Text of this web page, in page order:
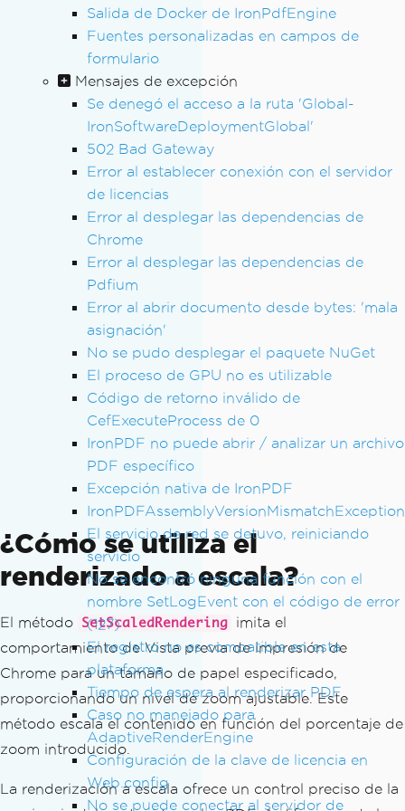
Salida de Docker de IronPdfEngine
Fuentes personalizadas en campos de
formulario
Mensajes de excepción
Se denegó el acceso a la ruta 'Global-
IronSoftwareDeploymentGlobal'
502 Bad Gateway
Error al establecer conexión con el servidor
de licencias
Error al desplegar las dependencias de
Chrome
Error al desplegar las dependencias de
Pdfium
Error al abrir documento desde bytes: 'mala
asignación'
No se pudo desplegar el paquete NuGet
El proceso de GPU no es utilizable
Código de retorno inválido de
CefExecuteProcess de 0
IronPDF no puede abrir / analizar un archivo
PDF específico
Excepción nativa de IronPDF
IronPDFAssemblyVersionMismatchException
El servicio de red se detuvo, reiniciando
servicio
No se encontró ninguna función con el
nombre SetLogEvent con el código de error
(127)
El registro no es compatible en esta
plataforma
Tiempo de espera al renderizar PDF
Caso no manejado para
AdaptiveRenderEngine
Configuración de la clave de licencia en
Web.config
No se puede conectar al servidor de
¿Cómo se utiliza el
renderizado a escala?
El método SetScaledRendering
imita el
comportamiento de Vista previa de impresión de
Chrome para un tamaño de papel especificado,
proporcionando un nivel de zoom ajustable. Este
método escala el contenido en función del porcentaje de
zoom introducido.
La renderización a escala ofrece un control preciso de la